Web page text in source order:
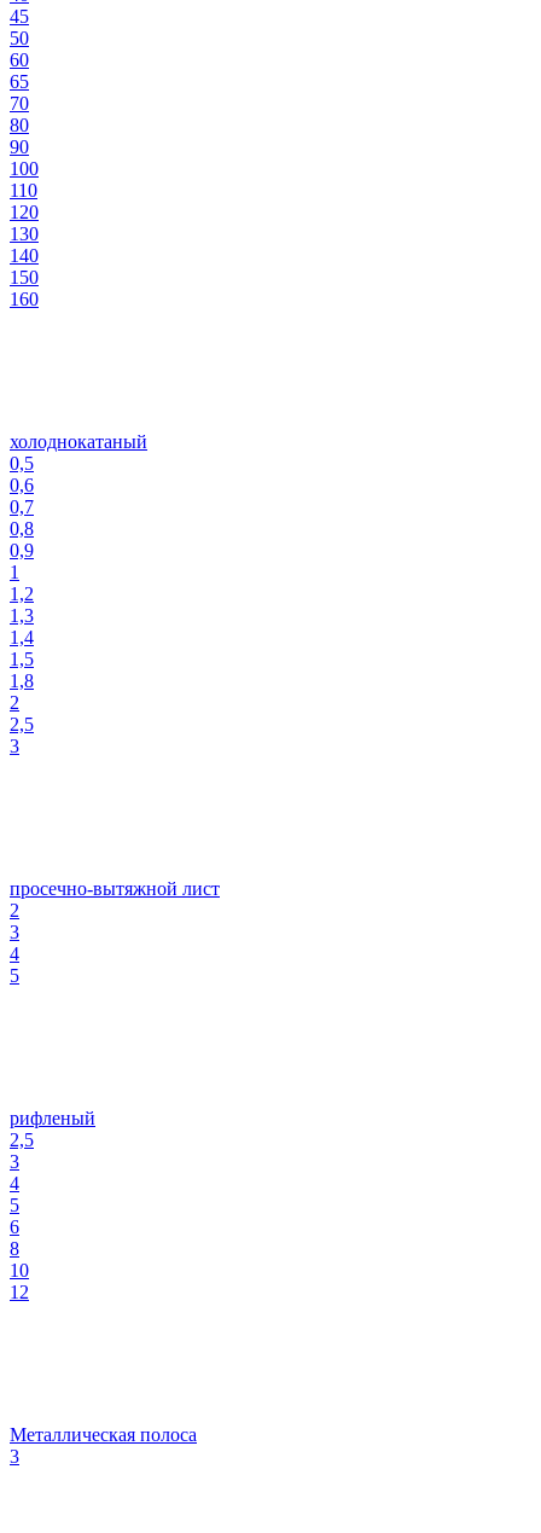
45
50
60
65
70
80
90
100
110
120
130
140
150
160
холоднокатаный
0,5
0,6
0,7
0,8
0,9
1
1,2
1,3
1,4
1,5
1,8
2
2,5
3
просечно-вытяжной лист
2
3
4
5
рифленый
2,5
3
4
5
6
8
10
12
Металлическая полоса
3